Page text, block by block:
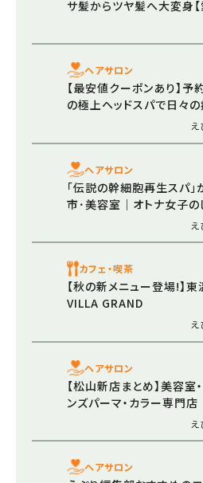
サ髪からツヤ髪へ大変身
ヘアサロン
【最安値クーポンあり】予
の極上ヘッドスパで日々の
ヘアサロン
「伝説の幹細胞再生スパ」
市･美容室｜オトナ女子の
カフェ・喫茶
【秋の新メニュー登場!】東
VILLA GRAND
ヘアサロン
【松山新店まとめ】美容室
ンズパーマ・カラー専門店
ヘアサロン